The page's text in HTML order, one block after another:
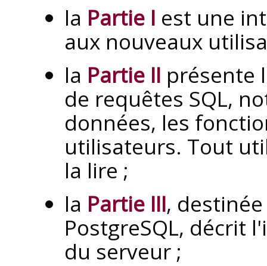
la Partie I est une
aux nouveaux
la Partie II présente
de requêtes SQL,
données, les
utilisateurs. Tout
la lire ;
la Partie III,
PostgreSQL, décrit
du serveur ;